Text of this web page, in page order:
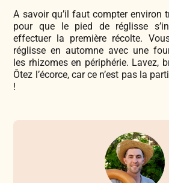
A savoir qu’il faut compter environ
pour que le pied de réglisse
effectuer la première récolte.
réglisse en automne avec une
les rhizomes en périphérie. Lavez,
Ôtez l’écorce, car ce n’est pas la
!